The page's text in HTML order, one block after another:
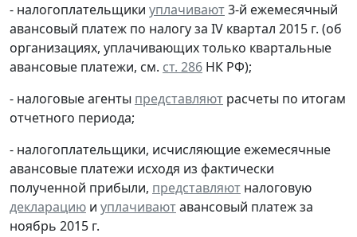
- налогоплательщики уплачивают3-й ежемесячный
авансовый платеж по налогу за IV квартал 2015 г. (об
организациях, уплачивающих только квартальные
авансовые платежи, см. ст. 286 НК РФ);
- налоговые агенты представляют расчеты по итогам
отчетного периода;
- налогоплательщики, исчисляющие ежемесячные
авансовые платежи исходя из фактически
полученной прибыли, представляют налоговую
декларацию и уплачиваютавансовый платеж за
ноябрь 2015 г.